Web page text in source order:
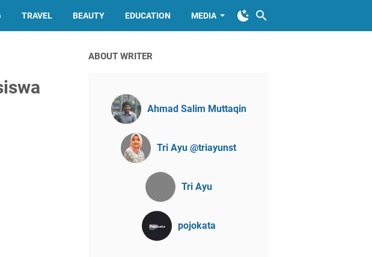
TRAVEL BEAUTY EDUCATION MEDIA
ABOUT WRITER
Ahmad Salim Muttaqin
Tri Ayu @triayunst
Tri Ayu
pojokata